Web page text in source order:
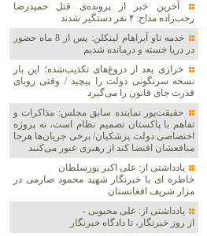
آخرین خبر از پرونده‌ی قتل حمیدرضا
رجب‌زاده مداح: ۴ نفر دستگیر شدند
خدمه ناو آبراهام لینکلن: پس از 8 ماه حضور
در دریا خسته و درمانده‌ شدیم
خرازی بعد از دروغ‌های تکذیب‌شده؛ این بار
نسخه سرنگونی دولت را پیچید / وقتی رویای
قدرت جای قانون را می‌گیرد
حقیقت‌پور نماینده سابق مجلس: مذاکرات و
تفاهم با پاکستان تصمیم نظام است، نه پروژه
اختصاصی دولت پزشکیان/ برخی جریان‌ها هرجا
منافعشان اقتضا کند از رهبری عبور می‌کنند
یادداشتی از: علی اکبر پورسلطان
خاطره ای با خبرنگار شهید محمود صارمی در
مزار شریف افغانستان
یادداشتی از: علی محبوبی -
از روز خبرنگار، تا دادگاه خبرنگار